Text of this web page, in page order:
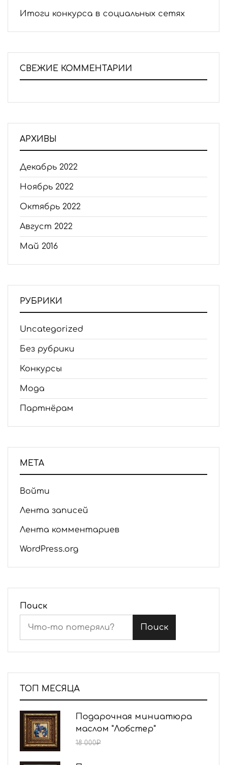
Итоги конкурса в социальных сетях
СВЕЖИЕ КОММЕНТАРИИ
АРХИВЫ
Декабрь 2022
Ноябрь 2022
Октябрь 2022
Август 2022
Май 2016
РУБРИКИ
Uncategorized
Без рубрики
Конкурсы
Мода
Партнёрам
МЕТА
Войти
Лента записей
Лента комментариев
WordPress.org
Поиск
Поиск
ТОП МЕСЯЦА
Подарочная миниатюра
маслом "Лобстер"
18 000₽